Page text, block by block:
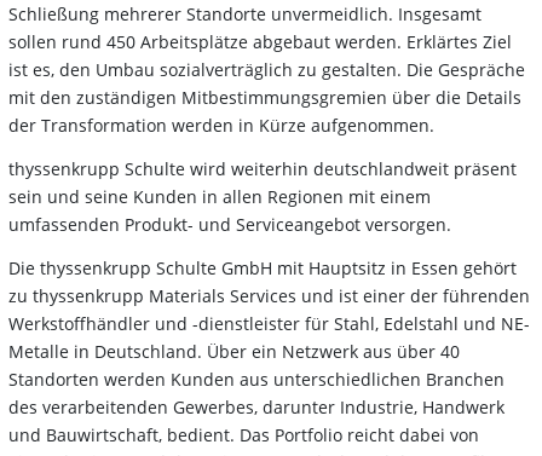
Schließung mehrerer Standorte unvermeidlich. Insgesamt
sollen rund 450 Arbeitsplätze abgebaut werden. Erklärtes Ziel
ist es, den Umbau sozialverträglich zu gestalten. Die Gespräche
mit den zuständigen Mitbestimmungsgremien über die Details
der Transformation werden in Kürze aufgenommen.
thyssenkrupp Schulte wird weiterhin deutschlandweit präsent
sein und seine Kunden in allen Regionen mit einem
umfassenden Produkt- und Serviceangebot versorgen.
Die thyssenkrupp Schulte GmbH mit Hauptsitz in Essen gehört
zu thyssenkrupp Materials Services und ist einer der führenden
Werkstoffhändler und -dienstleister für Stahl, Edelstahl und NE-
Metalle in Deutschland. Über ein Netzwerk aus über 40
Standorten werden Kunden aus unterschiedlichen Branchen
des verarbeitenden Gewerbes, darunter Industrie, Handwerk
und Bauwirtschaft, bedient. Das Portfolio reicht dabei von